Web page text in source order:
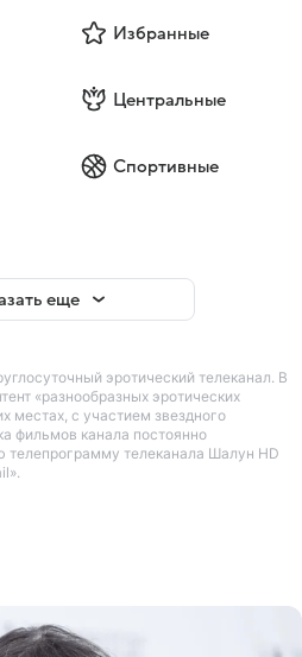
Избранные
Центральные
Спортивные
еще
эротический телеканал. В
«разнообразных эротических
местах, с участием звездного
фильмов канала постоянно
телепрограмму телеканала Шалун HD